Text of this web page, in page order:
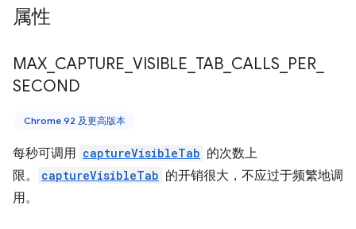
属性
MAX CAPTURE VISIBLE TAB CALLS PER
SECOND
Chrome 92 及更高版本
每秒可调用 captureVisibleTab 的次数上
限。
captureVisibleTab 的开销很大，不应过于频繁地调
用。